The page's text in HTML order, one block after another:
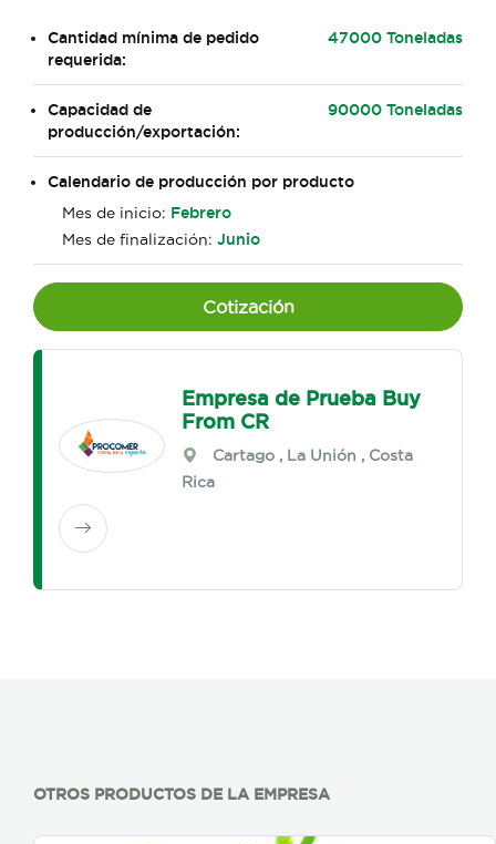
Cantidad mínima de pedido
requerida:
47000 Toneladas
Capacidad de
producción/exportación:
90000 Toneladas
Calendario de producción por producto
Mes de inicio: Febrero
Mes de finalización: Junio
Cotización
Empresa de Prueba Buy
From CR
Cartago , La Unión , Costa
Rica
OTROS PRODUCTOS DE LA EMPRESA